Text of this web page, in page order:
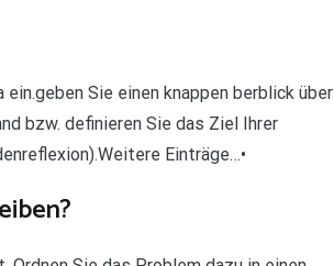
Sie einen knappen berblick über
bzw. definieren Sie das Ziel Ihrer
Einträge…•